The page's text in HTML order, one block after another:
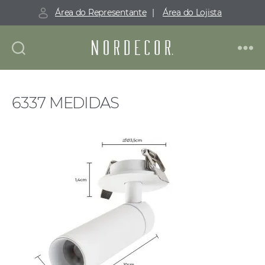
Área do Representante | Área do Lojista
Nordecor
6337 MEDIDAS